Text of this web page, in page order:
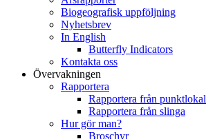
Biogeografisk uppföljning
Nyhetsbrev
In English
Butterfly Indicators
Kontakta oss
Övervakningen
Rapportera
Rapportera från punktlokal
Rapportera från slinga
Hur gör man?
Broschyr